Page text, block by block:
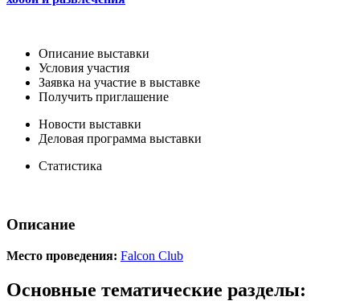
Описание выставки
Условия участия
Заявка на участие в выставке
Получить приглашение
Новости выставки
Деловая программа выставки
Статистика
Описание
Место проведения: Falcon Club
Основные тематические разделы: